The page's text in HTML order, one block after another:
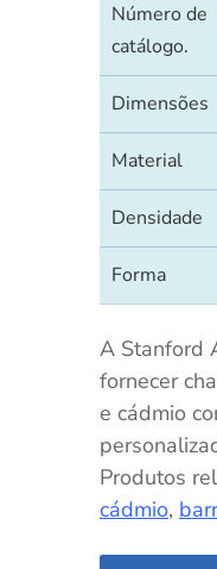
Número de
catálogo.
Dimensões
Material
Densidade
Forma
A Stanford
fornecer
e cádmio
Produtos
cádmio,